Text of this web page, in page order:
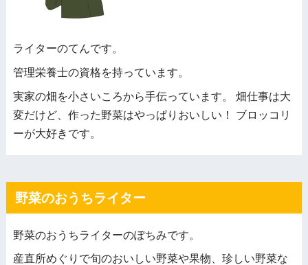
ライターのてんです。
管理栄養士の資格を持っています。
実家の畑を小さいころから手伝っています。 畑仕事は大
変だけど、作った野菜はやっぱりおいしい！ ブロッコリ
ーが大好きです。
野菜のおうちライター
野菜のおうちライターのぽちみです。
産直所めぐりで旬のおいしい野菜や果物、珍しい野菜な